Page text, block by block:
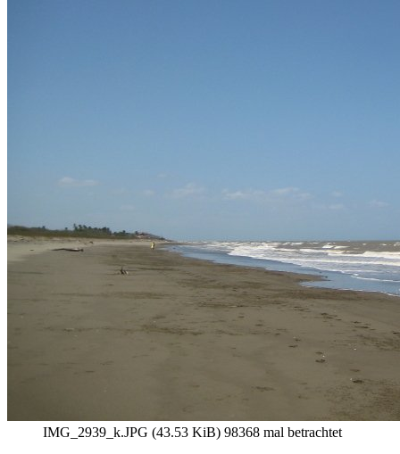
IMG_2939_k.JPG (43.53 KiB) 98368 mal betrachtet